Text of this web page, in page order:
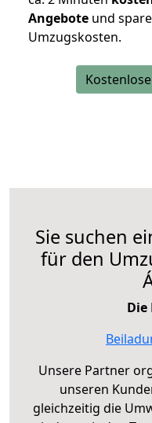
Angebote und
Umzugskosten.
Sie suchen
für den
Die
Unsere Partner
unseren
gleichzeitig die